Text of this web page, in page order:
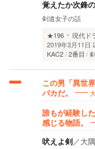
覚えたか次鋒
剣道女子の話
★196
現代ド
2019年3月11日
KAC2 2番目
この男「異世
バカだ。
誰もが経験し
感じる物語。
吠えよ剣／大